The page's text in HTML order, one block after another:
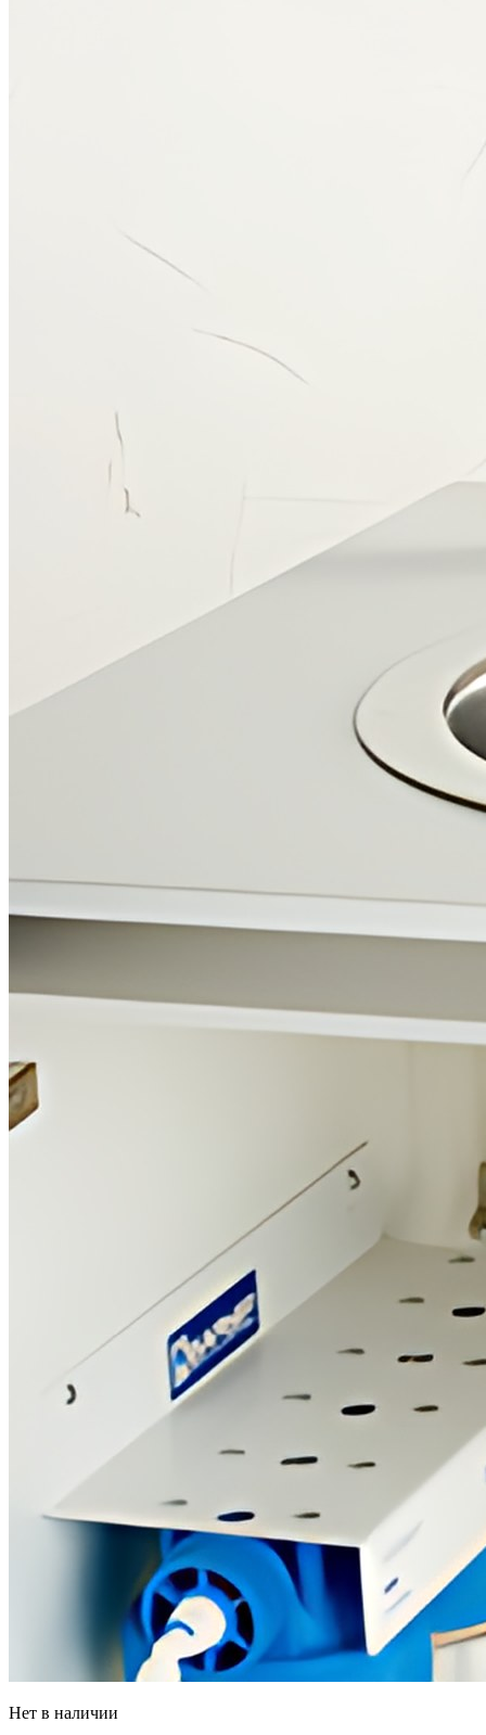
Нет в наличии